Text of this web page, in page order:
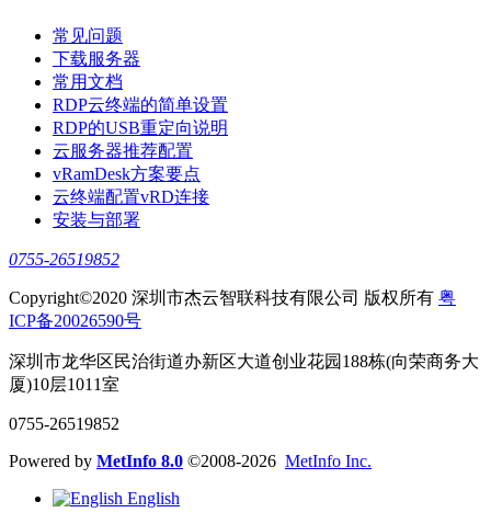
常见问题
下载服务器
常用文档
RDP云终端的简单设置
RDP的USB重定向说明
云服务器推荐配置
vRamDesk方案要点
云终端配置vRD连接
安装与部署
0755-26519852
Copyright©2020 深圳市杰云智联科技有限公司 版权所有 粤
ICP备20026590号
深圳市龙华区民治街道办新区大道创业花园188栋(向荣商务大
厦)10层1011室
0755-26519852
Powered by MetInfo 8.0 ©2008-2026 MetInfo Inc.
English